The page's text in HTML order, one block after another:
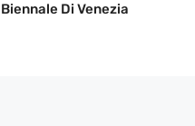
Biennale Di Venezia